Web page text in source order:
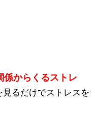
係からくるストレ
るだけでストレスを